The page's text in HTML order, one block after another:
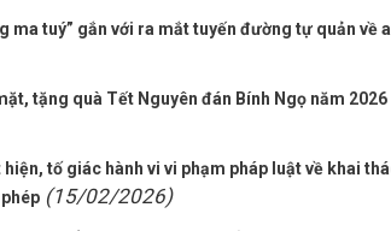
ma tuý” gắn với ra mắt tuyến đường tự quản về
tặng quà Tết Nguyên đán Bính Ngọ năm
tố giác hành vi vi phạm pháp luật về khai
(15/02/2026)